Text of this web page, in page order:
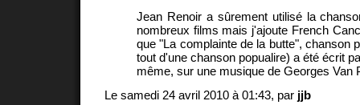
Jean Renoir a sûrement utilisé la
nombreux films mais j'ajoute French
que "La complainte de la butte", chanson
tout d'une chanson popualire) a été écrit
même, sur une musique de Georges Van
Le samedi 24 avril 2010 à 01:43, par jjb